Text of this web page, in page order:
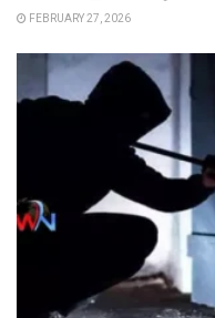
FEBRUARY 27, 2026